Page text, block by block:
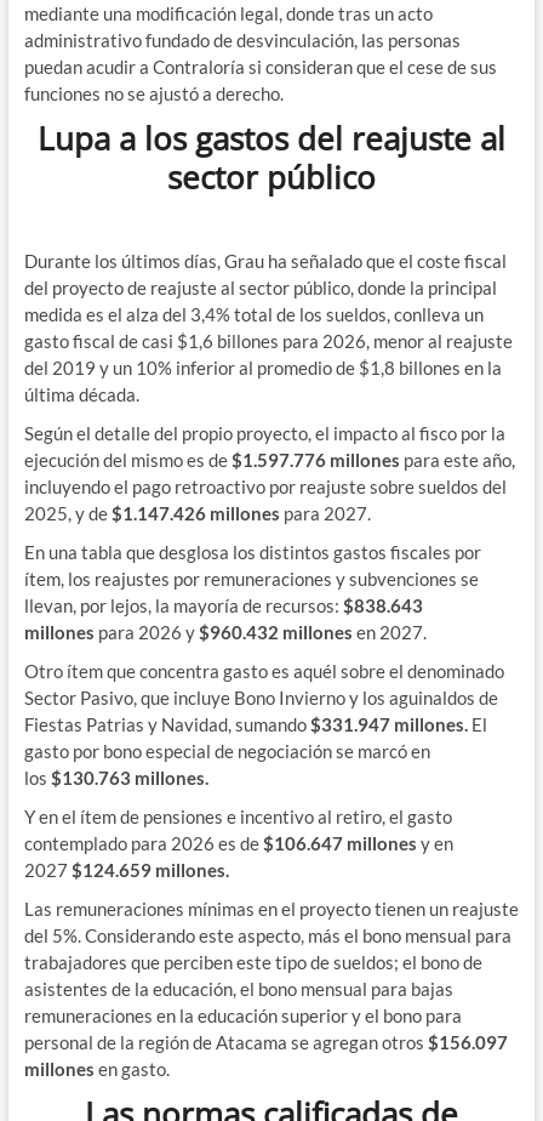
mediante una modificación legal, donde tras un acto
administrativo fundado de desvinculación, las personas
puedan acudir a Contraloría si consideran que el cese de sus
funciones no se ajustó a derecho.
Lupa a los gastos del reajuste al
sector público
Durante los últimos días, Grau ha señalado que el coste fiscal
del proyecto de reajuste al sector público, donde la principal
medida es el alza del 3,4% total de los sueldos, conlleva un
gasto fiscal de casi $1,6 billones para 2026, menor al reajuste
del 2019 y un 10% inferior al promedio de $1,8 billones en la
última década.
Según el detalle del propio proyecto, el impacto al fisco por la
ejecución del mismo es de$1.597.776 millones para este año,
incluyendo el pago retroactivo por reajuste sobre sueldos del
2025, y de$1.147.426 millones para 2027.
En una tabla que desglosa los distintos gastos fiscales por
ítem, los reajustes por remuneraciones y subvenciones se
llevan, por lejos, la mayoría de recursos: $838.643
millones para 2026 y$960.432 millones en 2027.
Otro ítem que concentra gasto es aquél sobre el denominado
Sector Pasivo, que incluye Bono Invierno y los aguinaldos de
Fiestas Patrias y Navidad, sumando$331.947 millones.El
gasto por bono especial de negociación se marcó en
los $130.763 millones.
Y en el ítem de pensiones e incentivo al retiro, el gasto
contemplado para 2026 es de$106.647 millones y en
2027 $124.659 millones.
Las remuneraciones mínimas en el proyecto tienen un reajuste
del 5%. Considerando este aspecto, más el bono mensual para
trabajadores que perciben este tipo de sueldos; el bono de
asistentes de la educación, el bono mensual para bajas
remuneraciones en la educación superior y el bono para
personal de la región de Atacama se agregan otros $156.097
millones en gasto.